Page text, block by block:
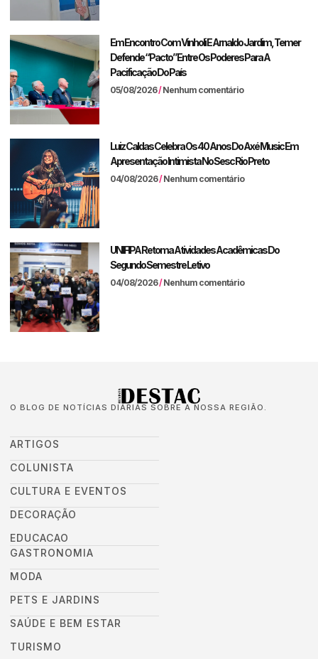
Em Encontro Com Vinholi E Arnaldo Jardim, Temer
Defende “pacto” Entre Os Poderes Para A
Pacificação Do País
05/08/2026 Nenhum comentário
Luiz Caldas Celebra Os 40 Anos Do Axé Music Em
Apresentação Intimista No Sesc Rio Preto
04/08/2026 Nenhum comentário
UNIFIPA Retoma Atividades Acadêmicas Do
Segundo Semestre Letivo
04/08/2026 Nenhum comentário
O BLOG DE NOTÍCIAS DIÁRIAS SOBRE A NOSSA REGIÃO.
ARTIGOS
COLUNISTA
CULTURA E EVENTOS
DECORAÇÃO
EDUCACAO
GASTRONOMIA
MODA
PETS E JARDINS
SAÚDE E BEM ESTAR
TURISMO